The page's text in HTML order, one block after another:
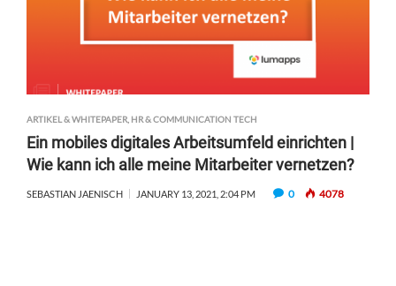
ARTIKEL & WHITEPAPER HR & COMMUNICATION TECH
Ein mobiles digitales Arbeitsumfeld einrichten |
Wie kann ich alle meine Mitarbeiter vernetzen?
SEBASTIAN JAENISCH JANUARY 13, 2021, 2:04 PM 0 4078